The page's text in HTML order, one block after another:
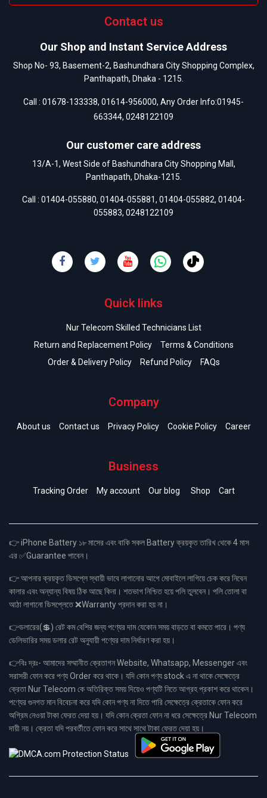
Contact us
Our Shop and Instant Service Address
Shop No- 93, Basement-2, Bashundhara City Shopping Complex,
Panthapath, Dhaka - 1215.
Call : 01678-133338, 01614-956000, Any Order Info:01945-
663344, 0248122109
Our customer care address
13/A-1, West Side of Bashundhara City Shopping Mall,
Panthapath, Dhaka-1215.
Call : 01404-055880, 01404-055881, 01404-055882, 01404-
055883, 0248122109
Quick links
Nur Telecom Skilled Technicians List
Return and Replacement Policy
Terms & Conditions
Order & Delivery Policy
Refund Policy FAQs
Company
About us Contact us Privacy Policy Cookie Policy Career
Business
Tracking Order My account Our blog Shop Cart
👉 iPhone Battery ১৮ মাসের এবং বাকি সকল Battery ক্রয়কৃত তারিখ থেকে 4 মাস
এর ✅Guarantee পাবেন।
👉 আপনার ক্রয়কৃত ডিসপ্লে স্থায়ী ভাবে লাগানোর আগে মোবাইলে লাগিয়ে চেক করে নিবেন
কালার এবং অন্যান্য বিষয় ঠিক আছে কিনা। শতভাগ নিশ্চিত হয়ে পলি তুলবেন। পলি তোলা বা
আঠা লাগানো ডিসপ্লেতে ❌Warranty প্রদান করা হয় না।
👉ডলারের(💲) রেট কম বেশির জন্য পণ্যের দাম যেকোন সময় বাড়তে বা কমতে পারে। পণ্য
ডেলিভারির সময় ডলার রেট অনুযায়ী পণ্যের দাম নির্ধারণ করা হয়।
👉বিঃ দ্রঃ- আমাদের সম্মানীত ক্রেতাগন Website, Whatsapp, Messenger এবং
সরাসরী ফোন করে পণ্য Order করে থাকে। যদি কোন পণ্য stock এ না থাকে সেক্ষেত্রে
ক্রেতা Nur Telecom কে অতিরিক্ত সময় দিয়েও পণ্যটি নিতে আগ্রহ প্রকাশ করে থাকেন।
পণ্যের গুনগত মান বিবেচনা করে যদি কোন পণ্য না দিতে পারি সেক্ষেত্রে ক্রেতাকে ফোন করে
অগ্রিম নেওয়া টাকা ফেরত দেয়া হয়। যদি কোন ক্রেতা ফোন না ধরে সেক্ষেত্রে Nur Telecom
দায়ী নয়। ক্রেতা যদি পরবর্তীতে ফোন করে সাথে সাথে টাকা ফেরত দেয়া হয়।